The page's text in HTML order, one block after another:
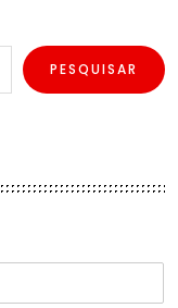
PESQUISAR